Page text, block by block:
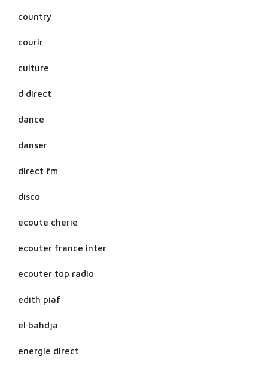
country
courir
culture
d direct
dance
danser
direct fm
disco
ecoute cherie
ecouter france inter
ecouter top radio
edith piaf
el bahdja
energie direct